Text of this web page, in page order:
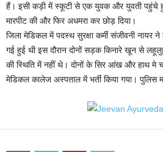
हैं। इसी कड़ी में स्कूटी से एक युवक और युवती पहुंचे
मारपीट की और फिर अधमरा कर छोड़ दिया।
जिला मेडिकल में पदस्थ सुरक्षा कर्मी संजीवनी नायर ने
गई हुई थी इस दौरान दोनों सड़क किनारे खून से
की स्थिति में नहीं थे। दोनों के सिर आंख और हाथ
मेडिकल कालेज अस्पताल में भर्ती किया गया। पुलिस